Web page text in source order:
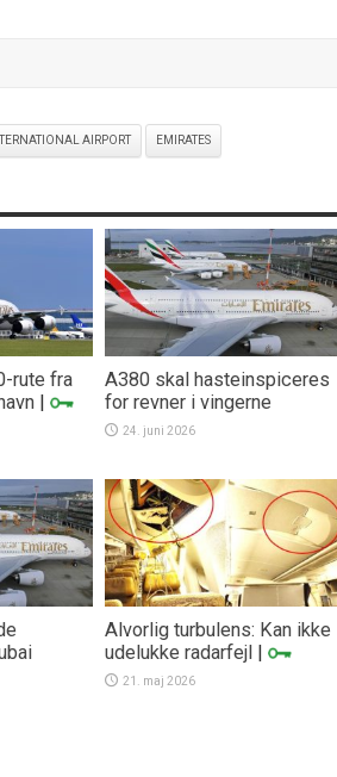
AIRPORT EMIRATES
rute fra
|
A380 skal hasteinspiceres
for revner i vingerne
24. juni 2026
Alvorlig turbulens: Kan ikke
udelukke radarfejl |
21. maj 2026